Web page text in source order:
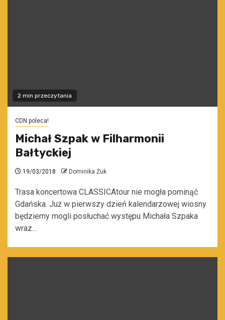
2 min przeczytania
CDN poleca!
Michał Szpak w Filharmonii
Bałtyckiej
19/03/2018 Dominika Żuk
Trasa koncertowa CLASSICAtour nie mogła pominąć
Gdańska. Już w pierwszy dzień kalendarzowej wiosny
będziemy mogli posłuchać występu Michała Szpaka
wraz...